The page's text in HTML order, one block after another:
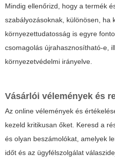
Mindig ellenőrizd, hogy a termék
szabályozásoknak, különösen, ha
környezettudatosság is egyre
csomagolás újrahasznosítható-e,
környezetvédelmi irányelve.
Vásárlói vélemények és
Az online vélemények és
kezeld kritikusan őket. Keresd a
és olyan beszámolókat, amelyek
időt és az ügyfélszolgálat